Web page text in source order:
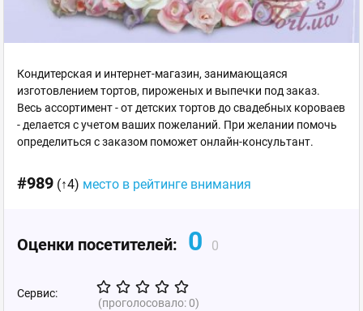
Кондитерская и интернет-магазин, занимающаяся
изготовлением тортов, пироженых и выпечки под заказ.
Весь ассортимент - от детских тортов до свадебных короваев
- делается с учетом ваших пожеланий. При желании помочь
определиться с заказом поможет онлайн-консультант.
#989 (↑4) место в рейтинге внимания
Оценки посетителей: 0 0
Сервис:
(проголосовало:0)